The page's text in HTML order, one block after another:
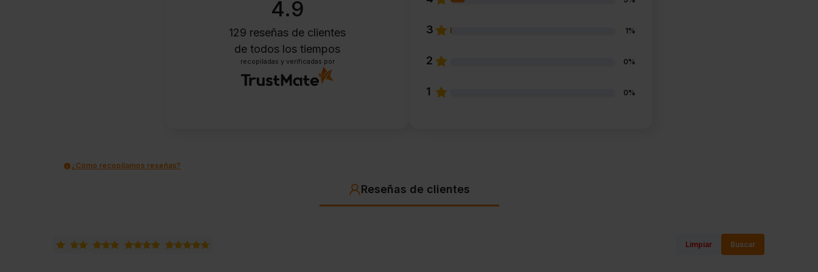
4.9
129 reseñas de clientes
de todos los tiempos
recopiladas y verificadas por
3 1%
2 0%
1 0%
¿Cómo recopilamos reseñas?
Reseñas de clientes
Limpiar Buscar